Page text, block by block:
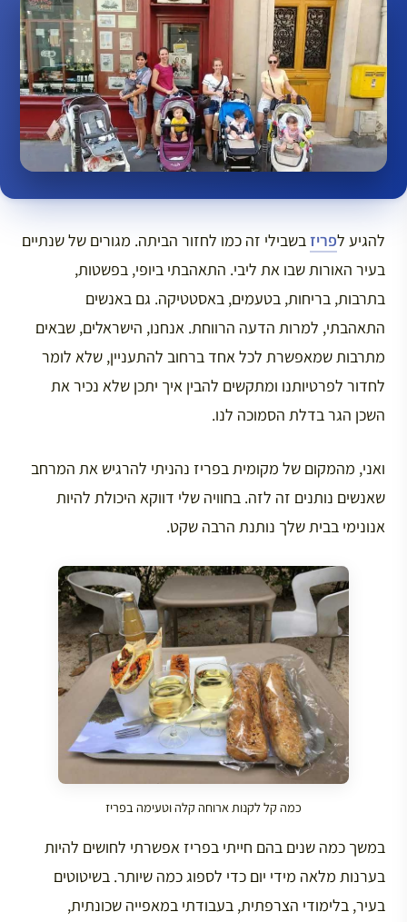
להגיע לפריזבשבילי זה כמו לחזור הביתה. מגורים של שנתיים
בעיר האורות שבו את ליבי. התאהבתי ביופי, בפשטות,
בתרבות, בריחות, בטעמים, באסטטיקה. גם באנשים
התאהבתי, למרות הדעה הרווחת. אנחנו, הישראלים, שבאים
מתרבות שמאפשרת לכל אחד ברחוב להתעניין, שלא לומר
לחדור לפרטיותנו ומתקשים להבין איך יתכן שלא נכיר את
השכן הגר בדלת הסמוכה לנו.
ואני, מהמקום של מקומית בפריז נהניתי להרגיש את המרחב
שאנשים נותנים זה לזה. בחוויה שלי דווקא היכולת להיות
אנונימי בבית שלך נותנת הרבה שקט.
כמה קל לקנות ארוחה קלה וטעימה בפריז
במשך כמה שנים בהם חייתי בפריז אפשרתי לחושים להיות
בערנות מלאה מידי יום כדי לספוג כמה שיותר. בשיטוטים
בעיר, בלימודי הצרפתית, בעבודתי במאפייה שכונתית,